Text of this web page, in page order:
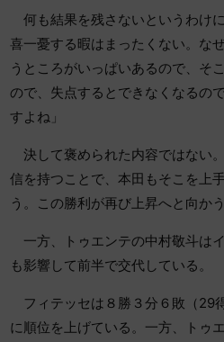
何も結果を残さないというわけ
喜一憂する暇はまったくない。な
うところがいっぱいあるので、そ
ので、失点するとできなくなるの
すよね」
決して褒められた内容ではない
信を持つことで、本田もそこを上
う。この勝利が再び上昇へと向か
一方、トゥエンテの中村敬斗は
も影響して前半で交代している。
フィテッセは８勝３分６敗（29
に順位を上げている。一方、トゥ